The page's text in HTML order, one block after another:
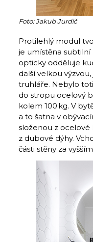
Foto: Jakub Jurdič
Protilehlý modul
je umístěna
opticky odděluje
další velkou
truhláře. Nebylo
do stropu ocelový
kolem 100 kg. V
a to šatna v
složenou z ocelové
z dubové dýhy.
části stěny za